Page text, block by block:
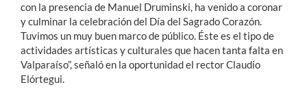
con la presencia de Manuel Druminski, ha venido a coronar
y culminar la celebración del Día del Sagrado Corazón.
Tuvimos un muy buen marco de público. Éste es el tipo de
actividades artísticas y culturales que hacen tanta falta en
Valparaíso”, señaló en la oportunidad el rector Claudio
Elórtegui.